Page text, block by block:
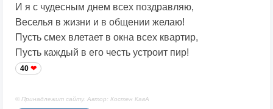
И я с чудесным днем всех поздравляю,
Веселья в жизни и в общении желаю!
Пусть смех влетает в окна всех квартир,
Пусть каждый в его честь устроит пир!
40
© Принадлежит сайту. Автор: Костен КавА